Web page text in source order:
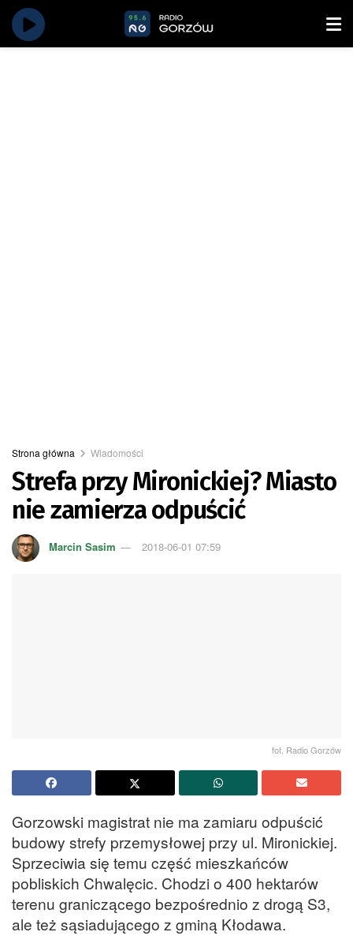
Strona główna Wiadomości
Strefa przy Mironickiej? Miasto
nie zamierza odpuścić
Marcin Sasim 2018-06-01 07:59
fot. Radio Gorzów
Gorzowski magistrat nie ma zamiaru odpuścić
budowy strefy przemysłowej przy ul. Mironickiej.
Sprzeciwia się temu część mieszkańców
pobliskich Chwalęcic. Chodzi o 400 hektarów
terenu graniczącego bezpośrednio z drogą S3,
ale też sąsiadującego z gminą Kłodawa.